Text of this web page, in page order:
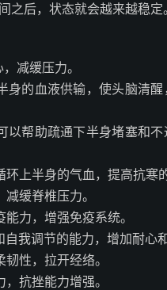
之后，状态就会越来越稳定。
减缓压力。
身的血液供输，使头脑清醒
以帮助疏通下半身堵塞和
上半身的气血，提高抗寒
缓脊椎压力。
力，增强免疫系统。
我调节的能力，增加耐心
性，拉开经络。
抗挫能力增强。